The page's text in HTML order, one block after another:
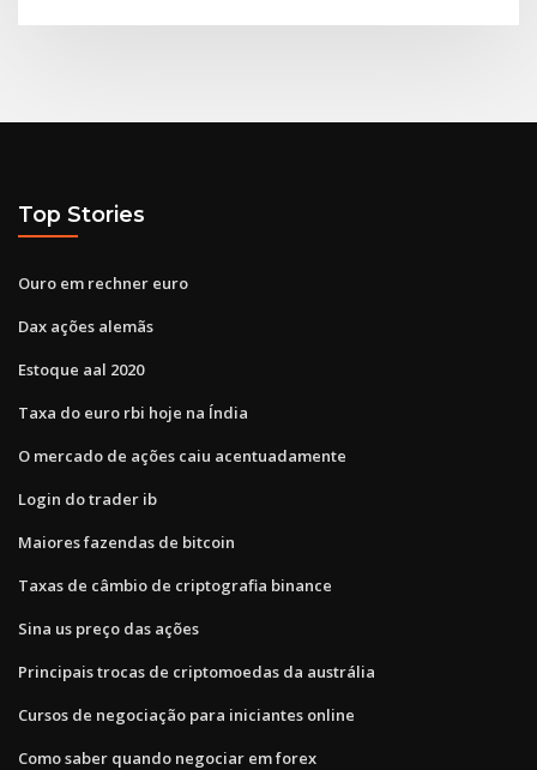
Top Stories
Ouro em rechner euro
Dax ações alemãs
Estoque aal 2020
Taxa do euro rbi hoje na Índia
O mercado de ações caiu acentuadamente
Login do trader ib
Maiores fazendas de bitcoin
Taxas de câmbio de criptografia binance
Sina us preço das ações
Principais trocas de criptomoedas da austrália
Cursos de negociação para iniciantes online
Como saber quando negociar em forex